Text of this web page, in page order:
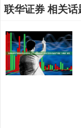
联华证券 相关话